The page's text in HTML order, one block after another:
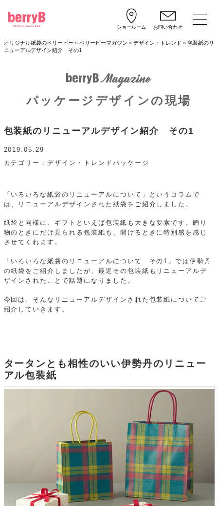
ショールーム お問い合わせ
オリジナル紙袋のベリービー » ベリービーマガジン » デザイン・トレンド » 包装紙のリ
ニューアルデザイン紹介 その1
パッケージデザインの現場
包装紙のリニューアルデザイン紹介 その1
2019.05.29
カテゴリー
デザイン・トレンド パッケージ
「いろいろな紙袋のリニューアルについて」というコラムで
は、リニューアルデザインされた紙袋をご紹介しました。
紙袋と同様に、ギフトといえば包装紙も大きな要素です。贈り
物のときにだけ見られる包装紙も、開けるときに特別感を感じ
させてくれます。
「いろいろな紙袋のリニューアルについて その1」では伊勢丹
の紙袋をご紹介しましたが、最近その包装紙もリニューアルデ
ザインされたことで話題になりました。
今回は、そんなリニューアルデザインされた包装紙についてご
紹介していきます。
タータンとも相性のいい伊勢丹のリニュー
アル包装紙